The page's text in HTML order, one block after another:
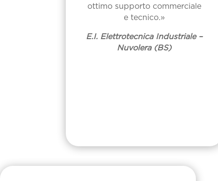
ottimo supporto commerciale
e tecnico.»
E.I. Elettrotecnica Industriale –
Nuvolera (BS)